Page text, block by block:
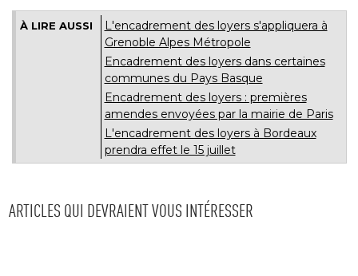
À LIRE AUSSI
L'encadrement des loyers s'appliquera à
Grenoble Alpes Métropole
Encadrement des loyers dans certaines
communes du Pays Basque
Encadrement des loyers : premières
amendes envoyées par la mairie de Paris
L'encadrement des loyers à Bordeaux
prendra effet le 15 juillet
ARTICLES QUI DEVRAIENT VOUS INTÉRESSER